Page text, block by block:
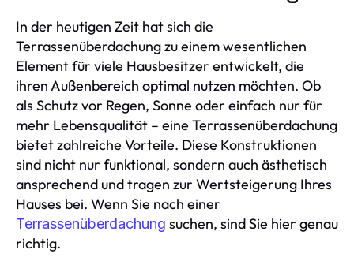
In der heutigen Zeit hat sich die
Terrassenüberdachung zu einem wesentlichen
Element für viele Hausbesitzer entwickelt, die
ihren Außenbereich optimal nutzen möchten. Ob
als Schutz vor Regen, Sonne oder einfach nur für
mehr Lebensqualität – eine Terrassenüberdachung
bietet zahlreiche Vorteile. Diese Konstruktionen
sind nicht nur funktional, sondern auch ästhetisch
ansprechend und tragen zur Wertsteigerung Ihres
Hauses bei. Wenn Sie nach einer
Terrassenüberdachung suchen, sind Sie hier genau
richtig.